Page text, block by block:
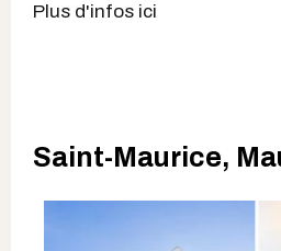
Plus d'infos ici
Saint-Maurice,